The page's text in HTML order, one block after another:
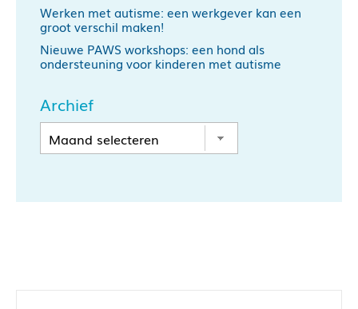
Werken met autisme: een werkgever kan een
groot verschil maken!
Nieuwe PAWS workshops: een hond als
ondersteuning voor kinderen met autisme
Archief